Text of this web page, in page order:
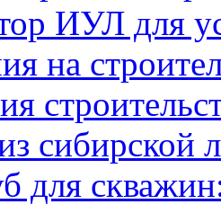
ИУЛ для
на
сибирской
для